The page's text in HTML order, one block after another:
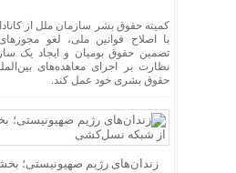
کمیته حقوق بشر سازمان ملل از
با اصلاح قوانین ملی، لغو
تضمین حقوق بومیان و ایجاد یک
نظارت بر اجرای معاهده‌های
حقوق بشری خود عمل کند.
زندان‌های رژیم صهیونیستی؛